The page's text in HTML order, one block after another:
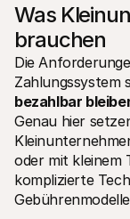
Was
brauchen
Die
Zahlungssystem
bezahlbar
Genau hier
oder mit kleinem
komplizierte